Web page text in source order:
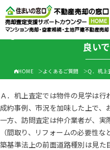
売却お悩み
営業時間9：00
お電話はこ
ご相談フォ
Ｑ．机上査定と訪問査定
良い
HOME よくあるご質問
Ａ．机上査定では物件の見学は
成約事例、市況を加味した上で、
一方、訪問査定は仲介業者が、
（間取り、リフォームの必要性
築基準法上の前面道路種別は見